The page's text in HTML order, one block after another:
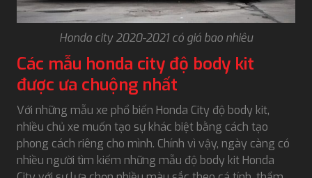
Honda city 2020-2021 có giá bao nhiêu
Các mẫu honda city độ body kit
được ưa chuộng nhất
Với những mẫu xe phổ biến Honda City độ body kit,
nhiều chủ xe muốn tạo sự khác biệt bằng cách tạo
phong cách riêng cho mình. Chính vì vậy, ngày càng có
nhiều người tìm kiếm những mẫu độ body kit Honda